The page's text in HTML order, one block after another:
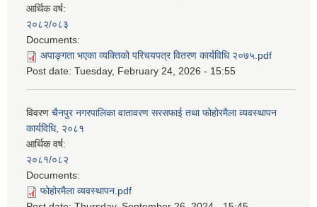
आर्थिक वर्ष:
२०८२/०८३
Documents:
अपाङ्गता भएका व्यक्तिको परिचयपत्र वितरण कार्यविधि २०७५.pdf
Post date: Tuesday, February 24, 2026 - 15:55
विवरण चैनपुर नगरपालिका वातावरण सरसफाई तथा फोहोरमैला व्यवस्थापन
कार्यविधि, २०८१
आर्थिक वर्ष:
२०८१/०८२
Documents:
फोहोरमैला व्यवस्थापन.pdf